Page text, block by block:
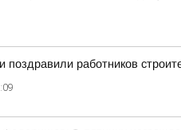
поздравили работников